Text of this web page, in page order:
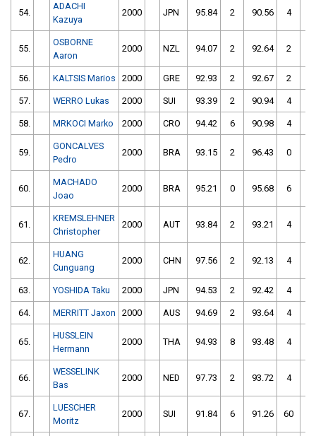
54.
ADACHI
Kazuya
2000 JPN 95.84 2 90.56 4
55.
OSBORNE
Aaron
2000 NZL 94.07 2 92.64 2
56. KALTSIS Marios 2000 GRE 92.93 2 92.67 2
57. WERRO Lukas 2000 SUI 93.39 2 90.94 4
58. MRKOCI Marko 2000 CRO 94.42 6 90.98 4
59.
GONCALVES
Pedro
2000 BRA 93.15 2 96.43 0
60.
MACHADO
Joao
2000 BRA 95.21 0 95.68 6
61.
KREMSLEHNER
Christopher
2000 AUT 93.84 2 93.21 4
62.
HUANG
Cunguang
2000 CHN 97.56 2 92.13 4
63. YOSHIDA Taku 2000 JPN 94.53 2 92.42 4
64. MERRITT Jaxon 2000 AUS 94.69 2 93.64 4
65.
HUSSLEIN
Hermann
2000 THA 94.93 8 93.48 4
66.
WESSELINK
Bas
2000 NED 97.73 2 93.72 4
67.
LUESCHER
Moritz
2000 SUI 91.84 6 91.26 60